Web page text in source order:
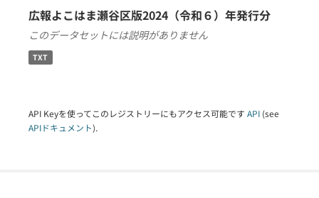
広報よこはま瀬谷区版2024（令和６）年発行分
このデータセットには説明がありません
TXT
API Keyを使ってこのレジストリーにもアクセス可能です API (see
APIドキュメント).